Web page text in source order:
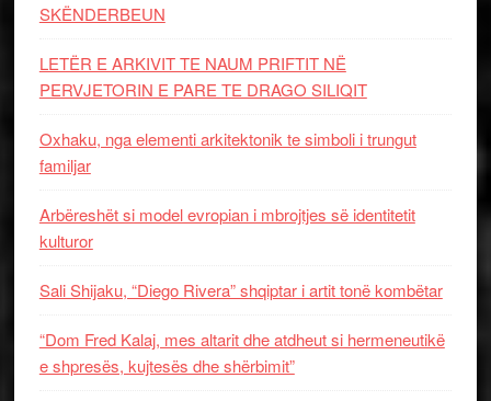
SKËNDERBEUN
LETËR E ARKIVIT TE NAUM PRIFTIT NË
PERVJETORIN E PARE TE DRAGO SILIQIT
Oxhaku, nga elementi arkitektonik te simboli i trungut
familjar
Arbëreshët si model evropian i mbrojtjes së identitetit
kulturor
Sali Shijaku, “Diego Rivera” shqiptar i artit tonë kombëtar
“Dom Fred Kalaj, mes altarit dhe atdheut si hermeneutikë
e shpresës, kujtesës dhe shërbimit”